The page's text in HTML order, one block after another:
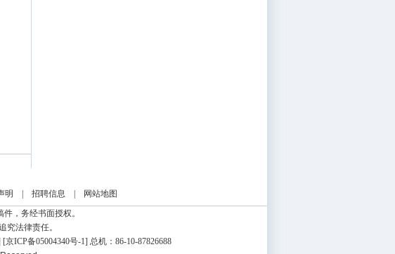
明 招聘信息
网站地图
，务经书面授权。
究法律责任。
[京ICP备05004340号-1] 总机：86-10-87826688